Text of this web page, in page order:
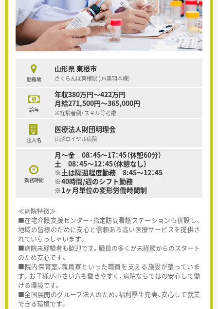
勤務地
山形県 東根市
さくらんぼ東根駅 (JR奥羽本線)
給与
年収380万円～422万円
月給271,500円～365,000円
※経験者例・スキル等考慮
法人名
医療法人財団明理会
山形ロイヤル病院
勤務時間
月～金 08：45～17：45（休憩60分）
土 08：45～12：45（休憩なし）
※土は隔週程度勤務 8:45～12：45
※40時間/週のシフト勤務
※1ヶ月単位の変形労働時間制
≪病院特徴≫
■在宅介護支援センター・指定訪問看護ステーションも併設し、
地域の皆様のために安心と信頼ある高い医療サービスを提供さ
れていらっしゃいます。
■病院未経験者も歓迎です。職員の多くが未経験からのスタート
のため安心です。
■院内保育室、職員寮といった職員を支える施設が整っていま
す。お子様が小さい方も働きやすく、病院ならではの安心して働
ける環境です。
■全国展開のグループ法人のため、福利厚生充実、安心して就業
できる環境です。